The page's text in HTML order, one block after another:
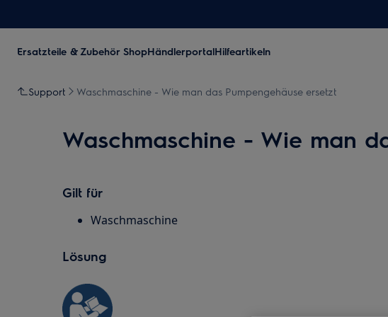
Ersatzteile & Zubehör ShopHändlerportalHilfeartikeln
Support Waschmaschine - Wie man das Pumpengehäuse ersetzt
Waschmaschine - Wie man
Gilt für
Waschmaschine
Lösung